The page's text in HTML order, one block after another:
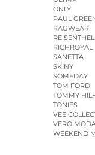
ONLY
PAUL
RAGWEAR
REISENTHEL
RICHROYAL
SANETTA
SKINY
SOMEDAY
TOM FORD
TOMMY
TONIES
VEE
VERO
WEEKEND